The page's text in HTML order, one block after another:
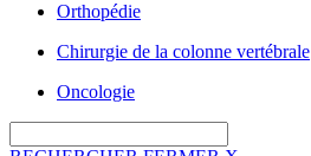
Orthopédie
Chirurgie de la colonne vertébrale
Oncologie